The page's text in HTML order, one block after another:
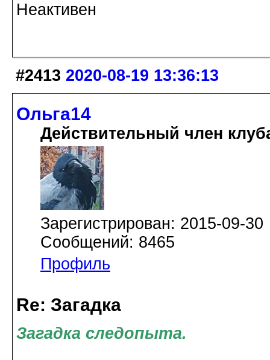
Неактивен
#2413 2020-08-19 13:36:13
Ольга14
Действительный член
Зарегистрирован: 2015-09-30
Сообщений: 8465
Профиль
Re: Загадка
Загадка следопыта.